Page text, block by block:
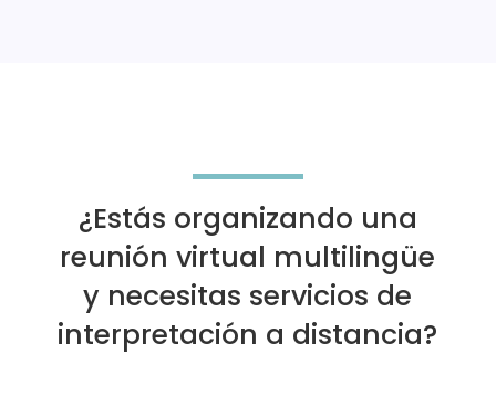
¿Estás organizando una
reunión virtual multilingüe
y necesitas servicios de
interpretación a distancia?